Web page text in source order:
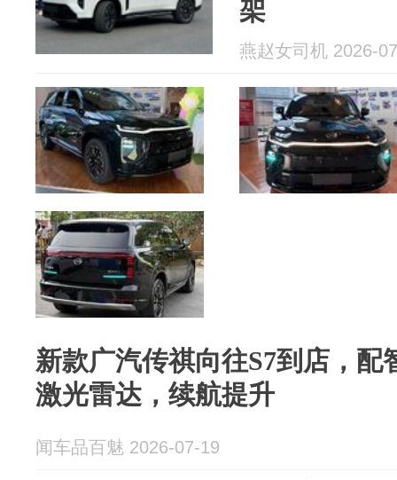
架
燕赵女司机 2026-
新款广汽传祺向往S7到店，配
激光雷达，续航提升
闻车品百魅 2026-07-19